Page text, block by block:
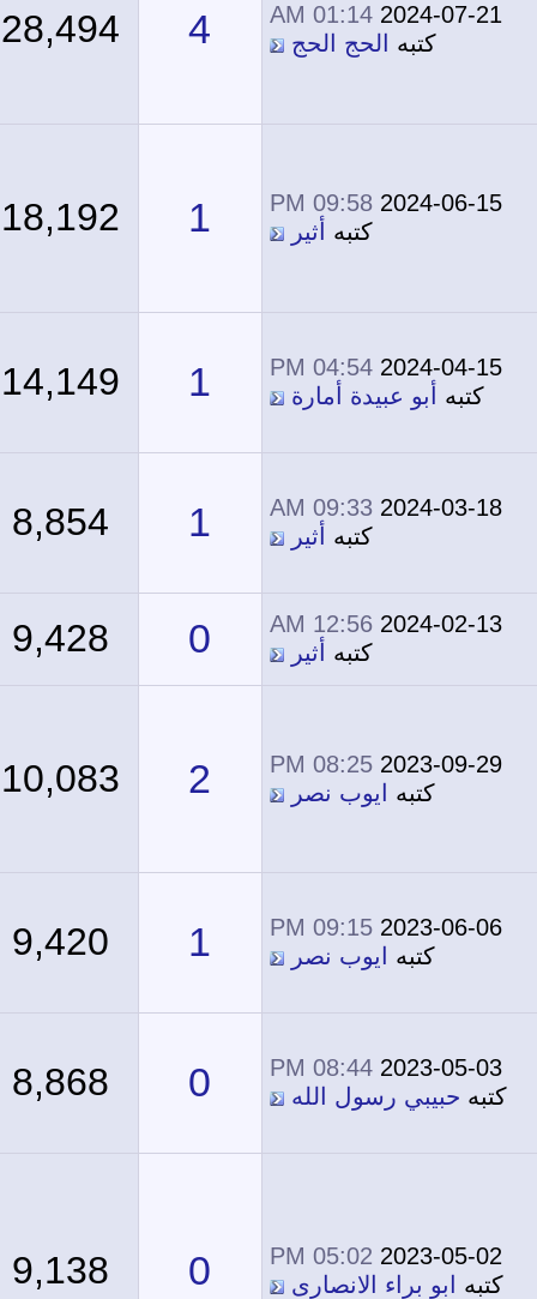
2024-07-21
01:14 AM
كتبهالحج الحج 4
28,494
2024-06-15
09:58 PM
كتبهأثير 1
18,192
2024-04-15
04:54 PM
كتبهأبو عبيدة أمارة 1
14,149
2024-03-18
09:33 AM
كتبهأثير 1
8,854
2024-02-13
12:56 AM
كتبهأثير 0
9,428
2023-09-29
08:25 PM
كتبهايوب نصر 2
10,083
2023-06-06
09:15 PM
كتبهايوب نصر 1
9,420
2023-05-03
08:44 PM
كتبهحبيبي رسول الله 0
8,868
2023-05-02
05:02 PM
كتبهابو براء الانصارى 0
9,138